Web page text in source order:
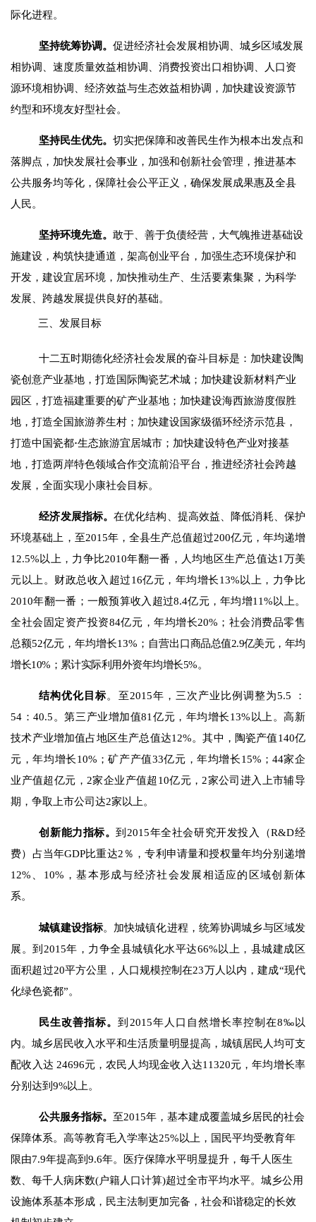
际化进程。
坚持统筹协调。促进经济社会发展相协调、城乡区域发展
相协调、速度质量效益相协调、消费投资出口相协调、人口资
源环境相协调、经济效益与生态效益相协调，加快建设资源节
约型和环境友好型社会。
坚持民生优先。切实把保障和改善民生作为根本出发点和
落脚点，加快发展社会事业，加强和创新社会管理，推进基本
公共服务均等化，保障社会公平正义，确保发展成果惠及全县
人民。
坚持环境先造。敢于、善于负债经营，大气魄推进基础设
施建设，构筑快捷通道，架高创业平台，加强生态环境保护和
开发，建设宜居环境，加快推动生产、生活要素集聚，为科学
发展、跨越发展提供良好的基础。
三、发展目标
十二五时期德化经济社会发展的奋斗目标是：加快建设陶
瓷创意产业基地，打造国际陶瓷艺术城；加快建设新材料产业
园区，打造福建重要的矿产业基地；加快建设海西旅游度假胜
地，打造全国旅游养生村；加快建设国家级循环经济示范县，
打造中国瓷都·生态旅游宜居城市；加快建设特色产业对接基
地，打造两岸特色领域合作交流前沿平台，推进经济社会跨越
发展，全面实现小康社会目标。
经济发展指标。在优化结构、提高效益、降低消耗、保护
环境基础上，至2015年，全县生产总值超过200亿元，年均递增
12.5%以上，力争比2010年翻一番，人均地区生产总值达1 万美
元以上。 财政总收入超过16亿元，年均增长13%以上，力争比
2010年翻一番；一般预算收入超过8.4亿元，年均增11%以上。
全社会固定资产投资84亿元，年均增长20% ；社会消费品零售
总额52亿元，年均增长13% ；自营出口商品总值2.9亿美元，年均
增长10% ； 累计实际利用外资年均增长5%。
结构优化目标。 至2015年，三次产业比例调整为5.5
：
54 ：40.5 。第三产业增加值81 亿元，年均增长13% 以上。高新
技术产业增加值占地区生产总值达12%。其中，陶瓷产值140亿
元，年均增长10% ；矿产产值33亿元，年均增长15% ； 44家企
业产值超亿元， 2家企业产值超 10亿元， 2家公司进入上市辅导
期，争取上市公司达2家以上。
创新能力指标。到 2015年全社会研究开发投入（R&D经
费）占当年GDP比重达2 ％，专利申请量和授权量年均分别递增
12%
10% ，基本形成与经济社会发展相适应的区域创新体
系。
城镇建设指标。 加快城镇化进程，统筹协调城乡与区域发
展。到 2015年， 力争全县城镇化水平达66%以上，县城建成区
面积超过20平方公里，人口规模控制在23万人以内，建成“现代
化绿色瓷都”。
民生改善指标。到 2015年人口自然增长率控制在8‰以
内。城乡居民收入水平和生活质量明显提高，城镇居民人均可支
配收入达 24696元，农民人均现金收入达11320元，年均增长率
分别达到 9%以上。
公共服务指标。 至2015年，基本建成覆盖城乡居民的社会
保障体系。高等教育毛入学率达25%以上，国民平均受教育年
限由7.9年提高到9.6年。医疗保障水平明显提升，每千人医生
数、每千人病床数(户籍人口计算)超过全市平均水平。城乡公用
设施体系基本形成， 民主法制更加完备，社会和谐稳定的长效